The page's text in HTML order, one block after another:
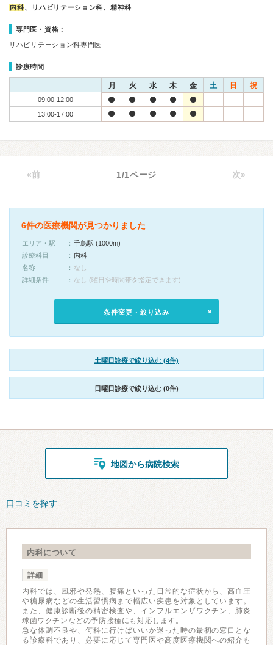
内科、リハビリテーション科、精神科
専門医・資格：
リハビリテーション科専門医
診療時間
月 火 水 木 金 土 日 祝
09:00-12:00
13:00-17:00
«前 1/1ページ 次»
6件の医療機関が見つかりました
エリア・駅
千鳥駅 (1000m)
診療科目
内科
名称
なし
詳細条件
なし (曜日や時間帯を指定できます)
条件変更・絞り込み
土曜日診療で絞り込む (4件)
日曜日診療で絞り込む (0件)
地図から病院検索
口コミを探す
内科について
詳細
内科では、風邪や発熱、腹痛といった日常的な症状から、高血圧
や糖尿病などの生活習慣病まで幅広い疾患を対象としています。
また、健康診断後の精密検査や、インフルエンザワクチン、肺炎
球菌ワクチンなどの予防接種にも対応します。
急な体調不良や、何科に行けばいいか迷った時の最初の窓口とな
る診療科であり、必要に応じて専門医や高度医療機関への紹介も